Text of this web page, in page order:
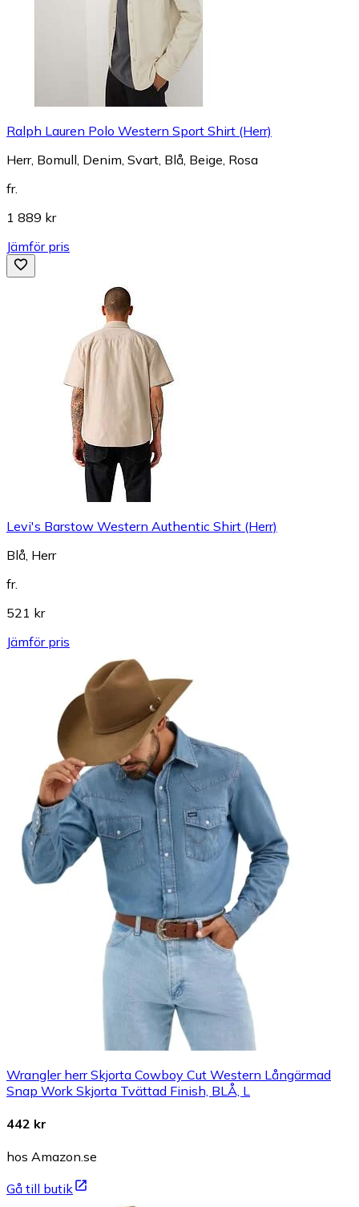
Ralph Lauren Polo Western Sport Shirt (Herr)
Herr, Bomull, Denim, Svart, Blå, Beige, Rosa
fr.
1 889 kr
Jämför pris
Levi's Barstow Western Authentic Shirt (Herr)
Blå, Herr
fr.
521 kr
Jämför pris
Wrangler herr Skjorta Cowboy Cut Western Långärmad
Snap Work Skjorta Tvättad Finish, BLÅ, L
442 kr
hos Amazon.se
Gå till butik